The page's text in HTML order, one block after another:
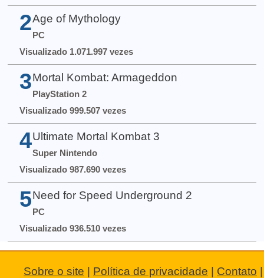
2 Age of Mythology
PC
Visualizado 1.071.997 vezes
3 Mortal Kombat: Armageddon
PlayStation 2
Visualizado 999.507 vezes
4 Ultimate Mortal Kombat 3
Super Nintendo
Visualizado 987.690 vezes
5 Need for Speed Underground 2
PC
Visualizado 936.510 vezes
Sobre o site | Política de privacidade | Contato |